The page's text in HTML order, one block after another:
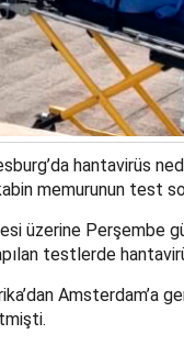
hantavirüs
memurunun test
üzerine Perşembe
testlerde
Amsterdam’a